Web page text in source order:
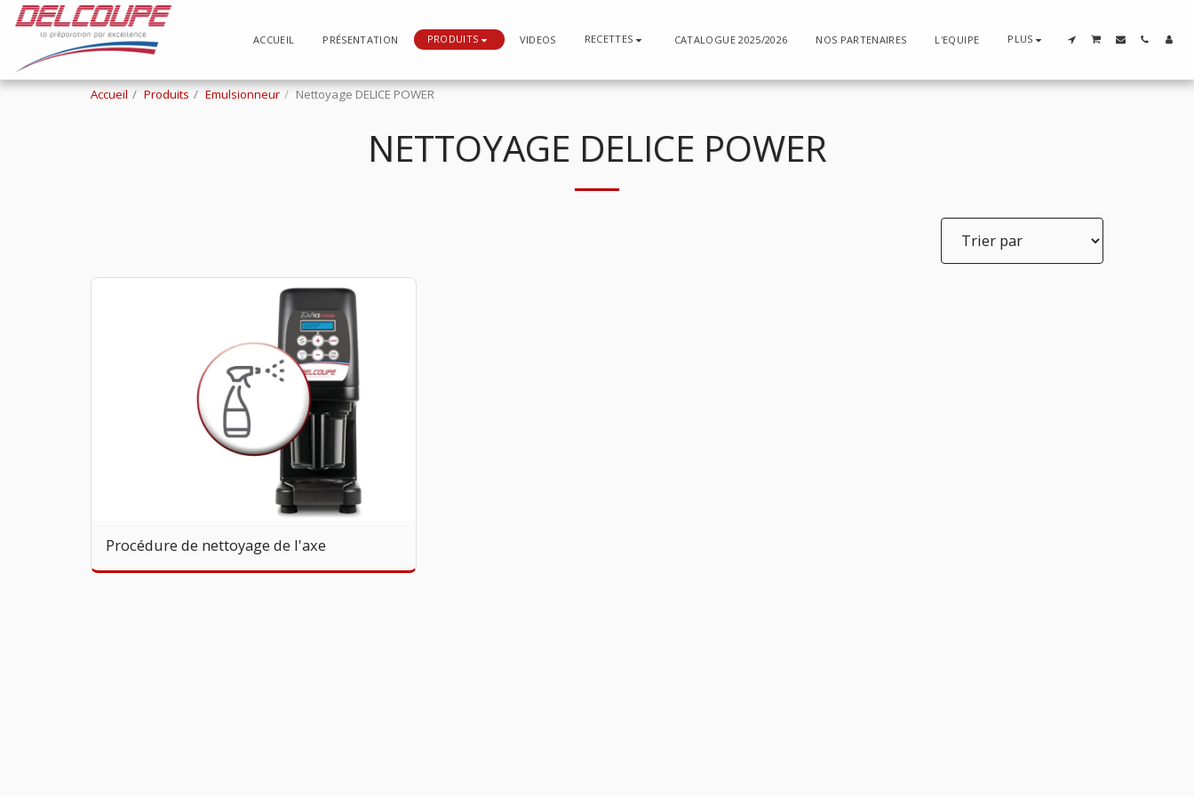
ACCUEIL PRÉSENTATION PRODUITS VIDEOS RECETTES CATALOGUE 2025/2026 NOS PARTENAIRES L'EQUIPE PLUS
Accueil Produits Emulsionneur Nettoyage DELICE POWER
NETTOYAGE DELICE POWER
Procédure de nettoyage de l'axe